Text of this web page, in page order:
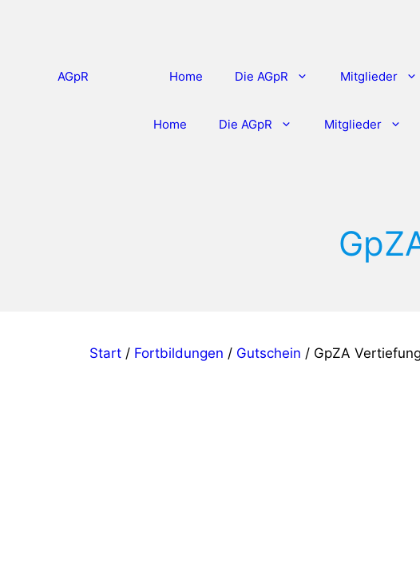
AGpR Home Die AGpR Mitglieder
Home Die AGpR Mitglieder
Start / Fortbildungen / Gutschein / GpZA